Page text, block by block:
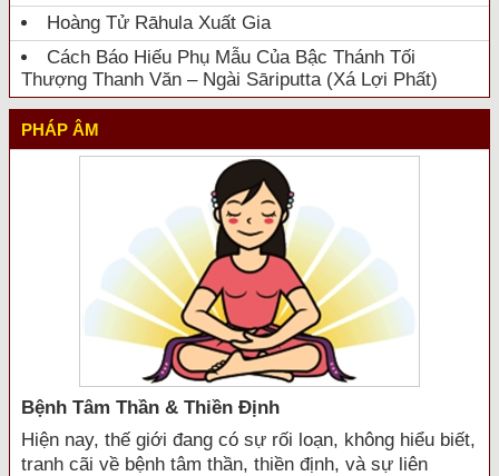
Hoàng Tử Rāhula Xuất Gia
Cách Báo Hiếu Phụ Mẫu Của Bậc Thánh Tối
Thượng Thanh Văn – Ngài Sāriputta (Xá Lợi Phất)
PHÁP ÂM
Bệnh Tâm Thần & Thiền Định
Hiện nay, thế giới đang có sự rối loạn, không hiểu biết,
tranh cãi về bệnh tâm thần, thiền định, và sự liên